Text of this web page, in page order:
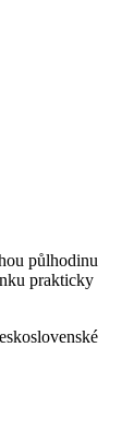
půlhodinu
prakticky